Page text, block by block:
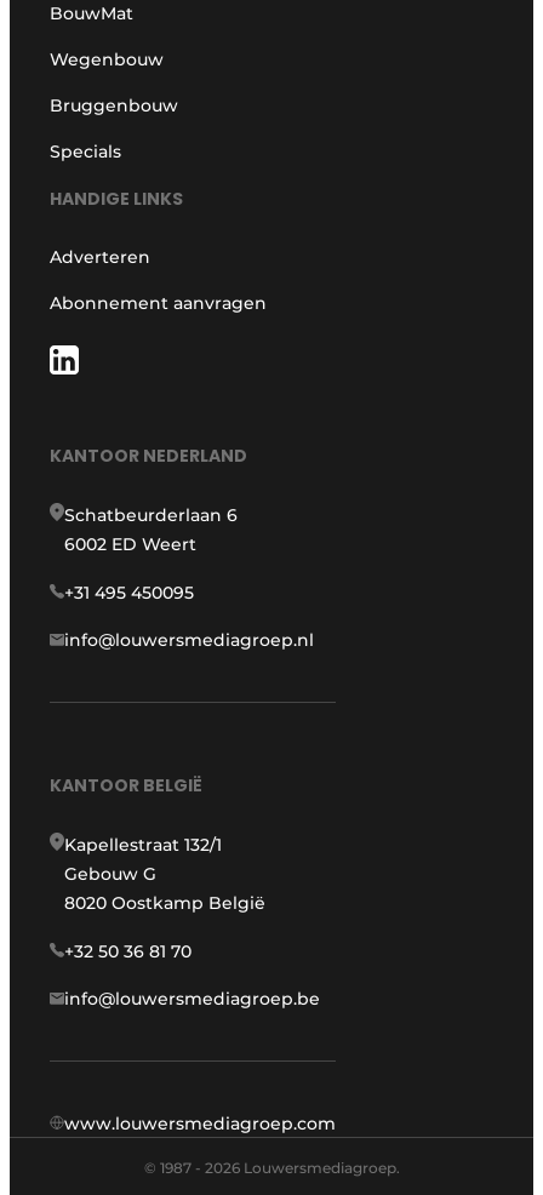
BouwMat
Wegenbouw
Bruggenbouw
Specials
HANDIGE LINKS
Adverteren
Abonnement aanvragen
KANTOOR NEDERLAND
Schatbeurderlaan 6
6002 ED Weert
+31 495 450095
info@louwersmediagroep.nl
KANTOOR BELGIË
Kapellestraat 132/1
Gebouw G
8020 Oostkamp België
+32 50 36 81 70
info@louwersmediagroep.be
www.louwersmediagroep.com
© 1987 - 2026 Louwersmediagroep.